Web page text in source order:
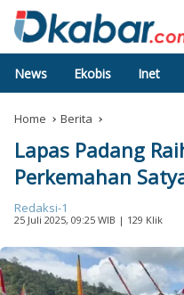
News Ekobis Inet
Home Berita
Lapas Padang
Perkemahan
Redaksi-1
25 Juli 2025, 09:25 WIB | 129 Klik